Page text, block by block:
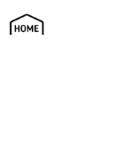
各種お問合せ